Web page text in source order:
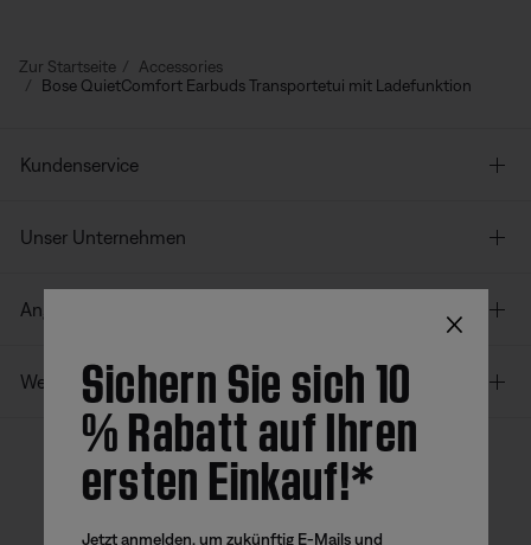
Zur Startseite
Accessories
Bose QuietComfort Earbuds Transportetui mit Ladefunktion
Kundenservice
Unser Unternehmen
Angebote
Weitere Links
Bose App
Bose Connect
Bose QCE
×
Sichern Sie sich 10
% Rabatt auf Ihren
ersten Einkauf!*
Jetzt anmelden, um zukünftig E-Mails und